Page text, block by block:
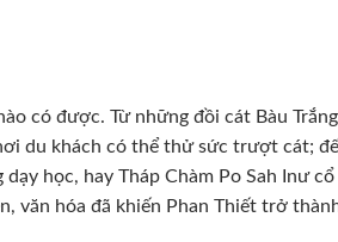
có được. Từ những đồi cát Bàu
du khách có thể thử sức trượt cát;
học, hay Tháp Chàm Po Sah Inư cổ
văn hóa đã khiến Phan Thiết trở